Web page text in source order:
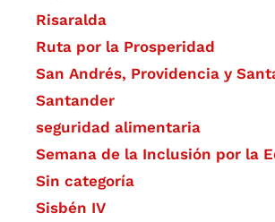
Risaralda
Ruta por la Prosperidad
San Andrés, Providencia y
Santander
seguridad alimentaria
Semana de la Inclusión por la
Sin categoría
Sisbén IV